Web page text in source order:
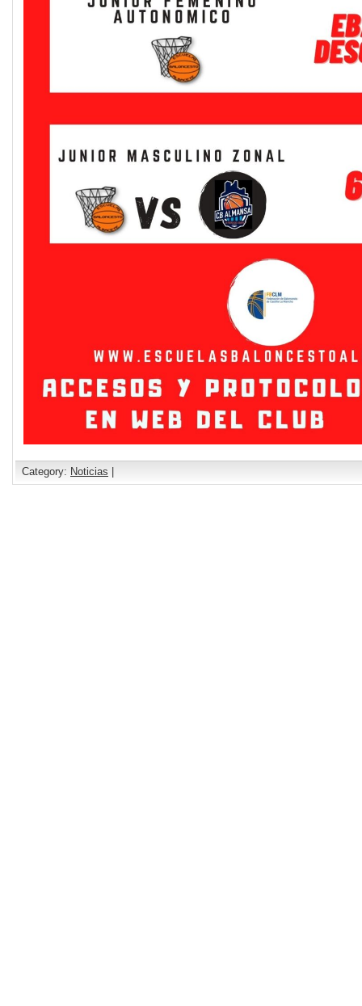
Category: Noticias